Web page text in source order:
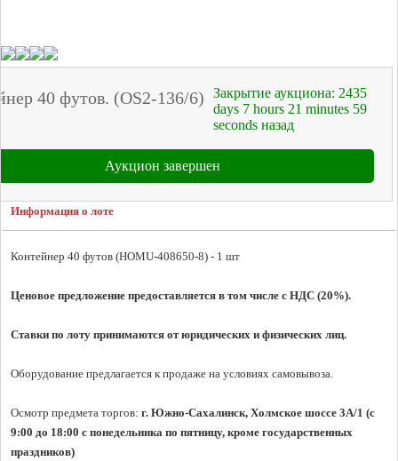
40 футов. (OS2-136/6) Закрытие аукциона: 2435
days 7 hours 21 minutes 59
seconds назад
Аукцион завершен
Информация о лоте
Контейнер 40 футов (HOMU-408650-8) - 1 шт
Ценовое предложение предоставляется в том числе с НДС (20%).
Ставки по лоту принимаются от юридических и физических лиц.
Оборудование предлагается к продаже на условиях самовывоза.
Осмотр предмета торгов: г. Южно-Сахалинск, Холмское шоссе 3А/1 (с
9:00 до 18:00 с понедельника по пятницу, кроме государственных
праздников)